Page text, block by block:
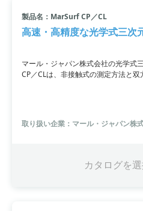
製品名：MarSurf CP／CL
高速・高精度な光学式三次
マール・ジャパン株式会社の光学式
CP／CLは、非接触式の測定方法と
特長です。CPは高分解能で高低差
依存しない全自動測定が可能です。
さ、輪郭、真直度、断面積、平坦度
おり、約1分で100×100mmのサイズ
取り扱い企業：マール・ジャパン株
カタログを